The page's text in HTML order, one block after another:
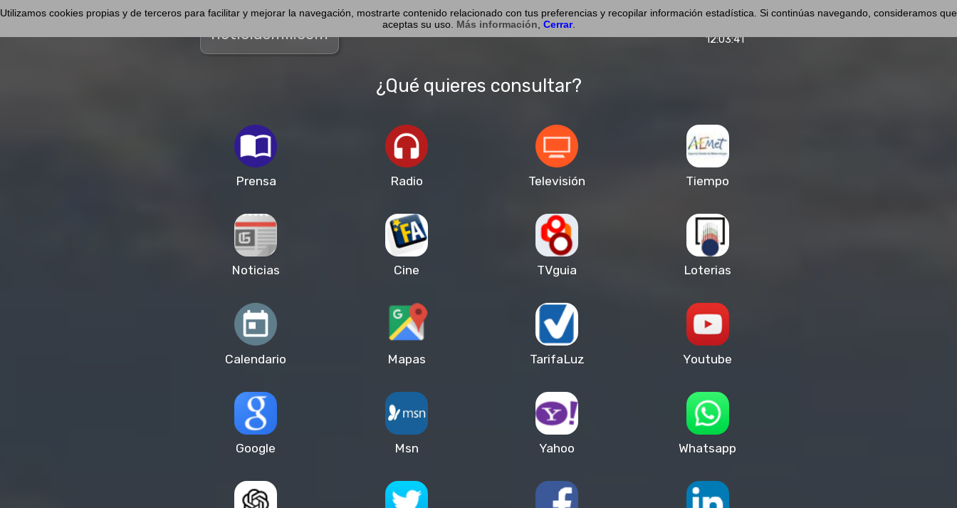
noticiasmil.com
2026 Sábado
12:03:42
¿Qué quieres consultar?
Prensa Radio Televisión Tiempo
Noticias Cine TVguia Loterias
Calendario Mapas TarifaLuz Youtube
Google Msn Yahoo Whatsapp
Utilizamos cookies propias y de terceros para facilitar y mejorar la navegación, mostrarte contenido relacionado con tus preferencias y recopilar información estadística. Si continúas navegando, consideramos que
aceptas su uso. Más información Cerrar.